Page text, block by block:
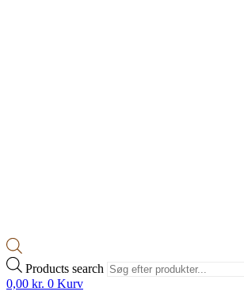
Products search
0,00 kr. 0 Kurv